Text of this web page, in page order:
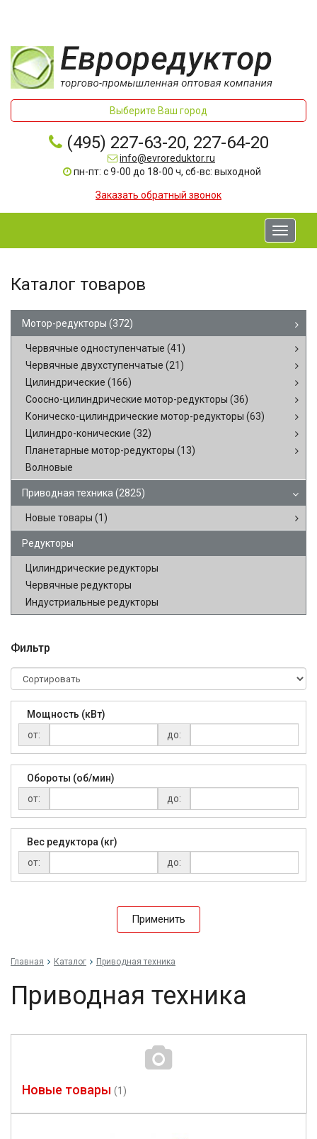
Выберите Ваш город
(495) 227-63-20, 227-64-20
info@evroreduktor.ru
пн-пт: с 9-00 до 18-00 ч, сб-вс: выходной
Заказать обратный звонок
Toggle
Каталог товаров
Мотор-редукторы (372)
Червячные одноступенчатые (41)
Червячные двухступенчатые (21)
Цилиндрические (166)
Соосно-цилиндрические мотор-редукторы (36)
Коническо-цилиндрические мотор-редукторы (63)
Цилиндро-конические (32)
Планетарные мотор-редукторы (13)
Волновые
Приводная техника (2825)
Новые товары (1)
Редукторы
Цилиндрические редукторы
Червячные редукторы
Индустриальные редукторы
Фильтр
Мощность (кВт)
от:
до:
Обороты (об/мин)
от:
до:
Вес редуктора (кг)
от:
до:
Применить
Главная Каталог Приводная техника
Приводная техника
Новые товары (1)